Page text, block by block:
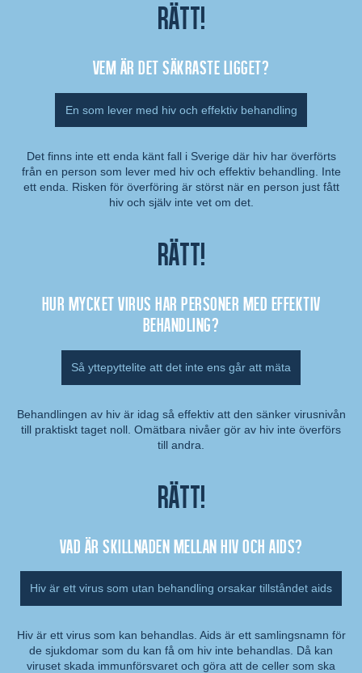
Rätt!
Vem är det säkraste ligget?
En som lever med hiv och effektiv behandling
Kommentar:
Det finns inte ett enda känt fall i Sverige där hiv har överförts
från en person som lever med hiv och effektiv behandling. Inte
ett enda. Risken för överföring är störst när en person just fått
hiv och själv inte vet om det.
Rätt!
Hur mycket virus har personer med effektiv
behandling?
Så yttepyttelite att det inte ens går att mäta
Kommentar:
Behandlingen av hiv är idag så effektiv att den sänker virusnivån
till praktiskt taget noll. Omätbara nivåer gör av hiv inte överförs
till andra.
Rätt!
Vad är skillnaden mellan hiv och aids?
Hiv är ett virus som utan behandling orsakar tillståndet aids
Kommentar:
Hiv är ett virus som kan behandlas. Aids är ett samlingsnamn för
de sjukdomar som du kan få om hiv inte behandlas. Då kan
viruset skada immunförsvaret och göra att de celler som ska